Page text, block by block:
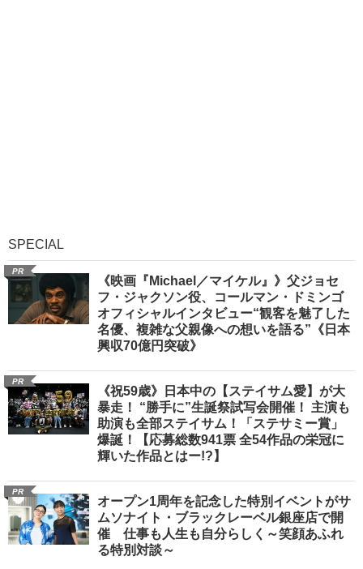
SPECIAL
PR
《映画『Michael／マイケル』》父ジョセ
フ・ジャクソン役、コールマン・ドミンゴ
オフィシャルインタビュー“観客を魅了した
名優、複雑な父親像への想いを語る”《日本
興収70億円突破》
PR
《祝59歳》日本中の【ステイサム愛】が大
暴走！ “勝手に”生誕祭試写会開催！ 主演も
助演も全部ステイサム！「ステサミー賞」
爆誕！【応募総数941票 全54作品の栄冠に
輝いた作品とはー!?】
PR
オープン1周年を記念した特別イベントがサ
ムソナイト・ブラックレーベル銀座店で開
催 仕事も人生も自分らしく～笑顔あふれ
る特別対談～